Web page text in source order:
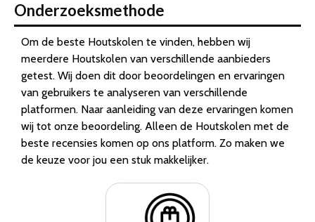
Onderzoeksmethode
Om de beste Houtskolen te vinden, hebben wij
meerdere Houtskolen van verschillende aanbieders
getest. Wij doen dit door beoordelingen en ervaringen
van gebruikers te analyseren van verschillende
platformen. Naar aanleiding van deze ervaringen komen
wij tot onze beoordeling. Alleen de Houtskolen met de
beste recensies komen op ons platform. Zo maken we
de keuze voor jou een stuk makkelijker.